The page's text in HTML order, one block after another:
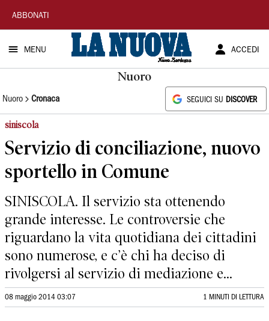
La
Nuova
Sardegna
ABBONATI
MENU ACCEDI
Nuoro
Nuoro Cronaca SEGUICI SU DISCOVER
siniscola
Servizio di conciliazione, nuovo
sportello in Comune
SINISCOLA. Il servizio sta ottenendo
grande interesse. Le controversie che
riguardano la vita quotidiana dei cittadini
sono numerose, e c’è chi ha deciso di
rivolgersi al servizio di mediazione e...
08 maggio 2014 03:07 1 MINUTI DI LETTURA